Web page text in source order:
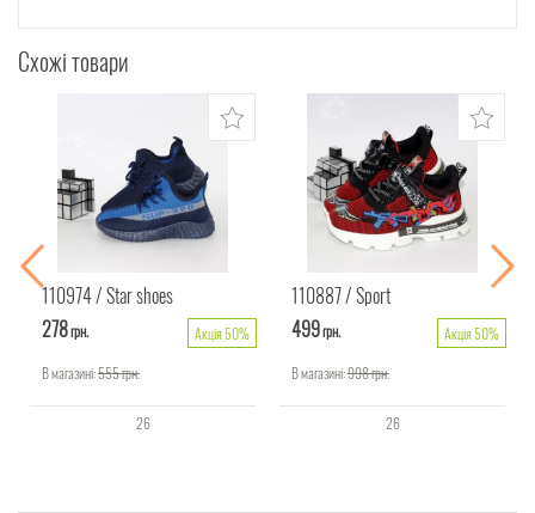
Схожі товари
110974 Star shoes
278грн.
Акція 50%
В магазині:555грн.
26
110887 Sport
499грн.
Акція 50%
В магазині:998грн.
26